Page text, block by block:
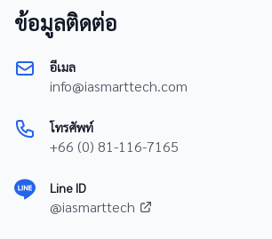
ข้อมูลติดต่อ
อีเมล
info@iasmarttech.com
โทรศัพท์
+66 (0) 81-116-7165
Line ID
@iasmarttech